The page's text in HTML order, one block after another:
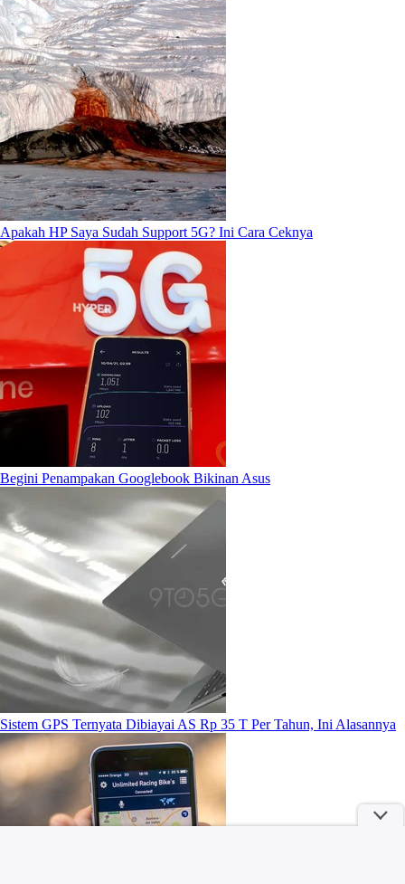
Apakah HP Saya Sudah Support 5G? Ini Cara Ceknya
Begini Penampakan Googlebook Bikinan Asus
Sistem GPS Ternyata Dibiayai AS Rp 35 T Per Tahun, Ini Alasannya